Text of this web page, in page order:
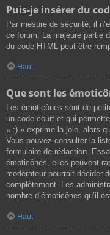
Puis-je insérer du
Par mesure de sécurité, il
ce forum. La majeure partie
du code HTML peut être
Haut
Que sont les
Les émoticônes sont de
un code court et qui
« :) » exprime la joie, alors
Vous pouvez consulter la
formulaire de rédaction.
émoticônes, elles peuvent
modérateur pourrait décider
complètement. Les
nombre d’émoticônes qu’il
Haut